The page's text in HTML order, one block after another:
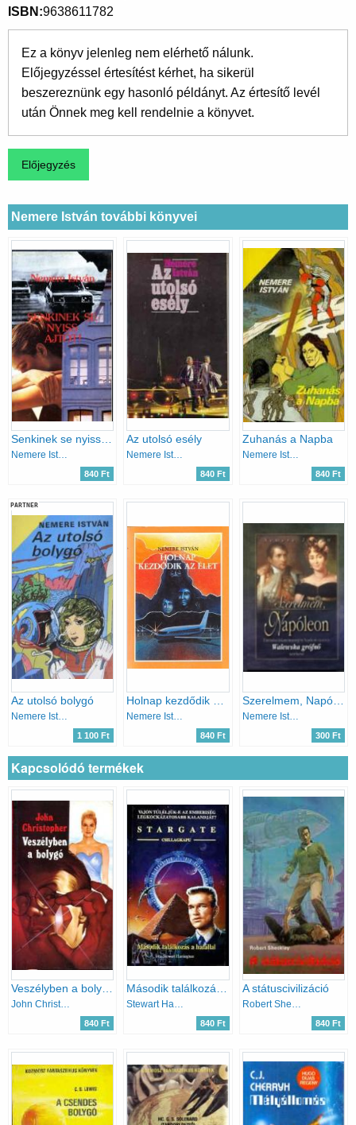
ISBN 9638611782
Ez a könyv jelenleg nem elérhető nálunk.
Előjegyzéssel értesítést kérhet, ha sikerül
beszereznünk egy hasonló példányt. Az értesítő levél
után Önnek meg kell rendelnie a könyvet.
Nemere István további könyvei
Nemere István
840 Ft
Az utolsó esély
Nemere István
840 Ft
Zuhanás a Napba
Nemere István
840 Ft
PARTNER
Az utolsó bolygó
Nemere István
1 100 Ft
Holnap kezdődik az élet
Nemere István
840 Ft
Szerelmem, Napóleon
Nemere István
300 Ft
Kapcsolódó termékek
Veszélyben a bolygó
John Christopher
840 Ft
Második találkozás a halállal (Stargate)
Stewart Harrington
840 Ft
A státuscivilizáció
Robert Sheckley
840 Ft